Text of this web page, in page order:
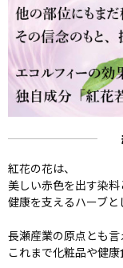
紅花の花は、
美しい赤色を出す染料
健康を支えるハーブと
長瀬産業の原点とも言
これまで化粧品や健康